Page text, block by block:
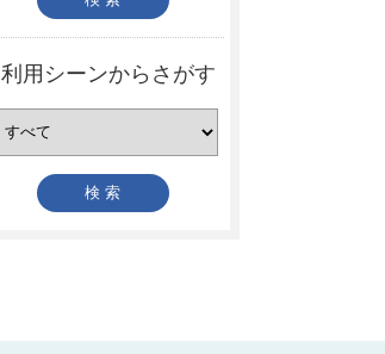
利用シーンからさがす